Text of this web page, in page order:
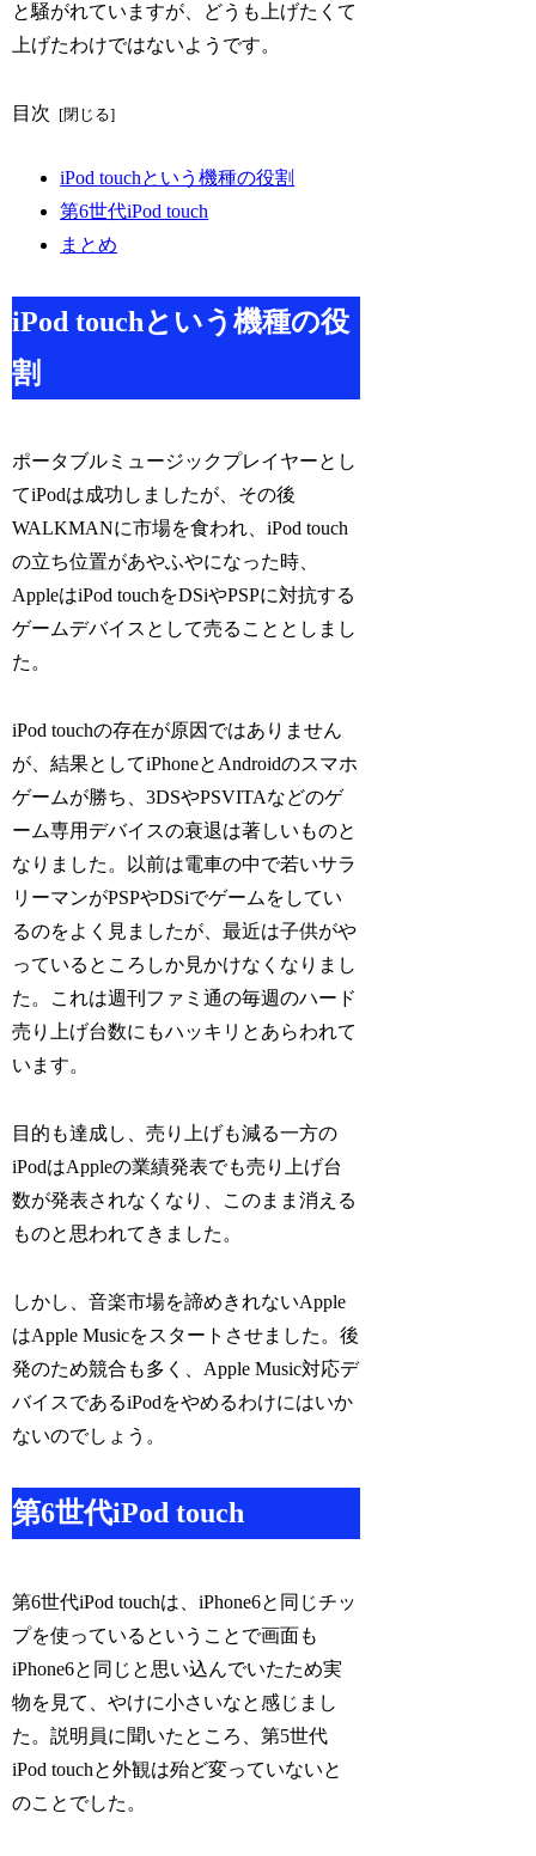
と騒がれていますが、どうも上げたくて
上げたわけではないようです。
目次
iPod touchという機種の役割
第6世代iPod touch
まとめ
iPod touchという機種の役
割
ポータブルミュージックプレイヤーとし
てiPodは成功しましたが、その後
WALKMANに市場を食われ、iPod touch
の立ち位置があやふやになった時、
AppleはiPod touchをDSiやPSPに対抗する
ゲームデバイスとして売ることとしまし
た。
iPod touchの存在が原因ではありません
が、結果としてiPhoneとAndroidのスマホ
ゲームが勝ち、3DSやPSVITAなどのゲ
ーム専用デバイスの衰退は著しいものと
なりました。以前は電車の中で若いサラ
リーマンがPSPやDSiでゲームをしてい
るのをよく見ましたが、最近は子供がや
っているところしか見かけなくなりまし
た。これは週刊ファミ通の毎週のハード
売り上げ台数にもハッキリとあらわれて
います。
目的も達成し、売り上げも減る一方の
iPodはAppleの業績発表でも売り上げ台
数が発表されなくなり、このまま消える
ものと思われてきました。
しかし、音楽市場を諦めきれないApple
はApple Musicをスタートさせました。後
発のため競合も多く、Apple Music対応デ
バイスであるiPodをやめるわけにはいか
ないのでしょう。
第6世代iPod touch
第6世代iPod touchは、iPhone6と同じチッ
プを使っているということで画面も
iPhone6と同じと思い込んでいたため実
物を見て、やけに小さいなと感じまし
た。説明員に聞いたところ、第5世代
iPod touchと外観は殆ど変っていないと
のことでした。